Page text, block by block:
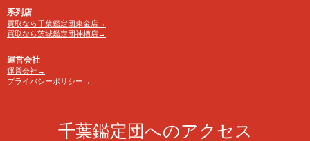
系列店
買取なら千葉鑑定団東金店→
買取なら茨城鑑定団神栖店→
運営会社
運営会社→
プライバシーポリシー→
千葉鑑定団へのアクセス